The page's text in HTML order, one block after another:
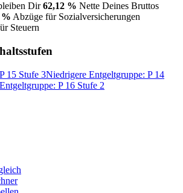
Dir62,12 % Nette Deines Bruttos
% Abzüge für Sozialversicherungen
Steuern
15 Stufe 3Niedrigere Entgeltgruppe: P 14
P 16 Stufe 2